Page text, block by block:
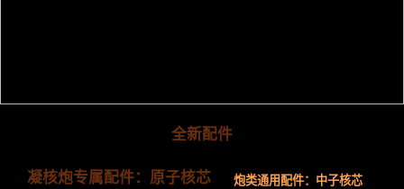
全新配件
凝核炮专属配件：原子核芯 炮类通用配件：中子核芯